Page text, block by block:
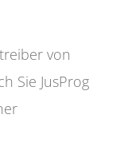
von
Sie JusProg